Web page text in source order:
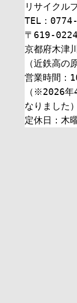
リサイクル
TEL：
〒619-0224
京都府木津
（近鉄高の
営業時間
（※2026年
なりました）
定休日：木